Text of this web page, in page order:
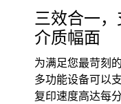
三效合一，
介质幅面
为满足您最苛刻
多功能设备可以
复印速度高达每